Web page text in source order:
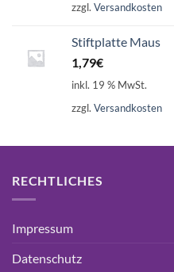
zzgl. Versandkosten
Stiftplatte Maus
1,79€
inkl. 19 % MwSt.
zzgl. Versandkosten
RECHTLICHES
Impressum
Datenschutz